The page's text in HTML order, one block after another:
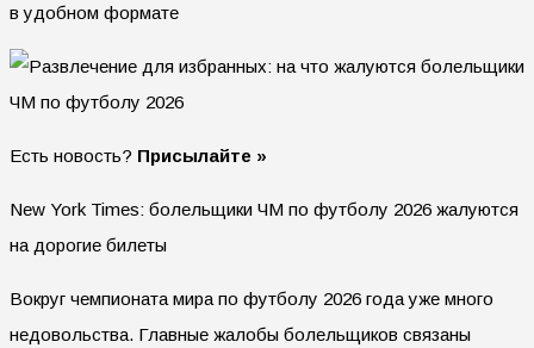
в удобном формате
Есть новость? Присылайте »
New York Times: болельщики ЧМ по футболу 2026 жалуются
на дорогие билеты
Вокруг чемпионата мира по футболу 2026 года уже много
недовольства. Главные жалобы болельщиков связаны